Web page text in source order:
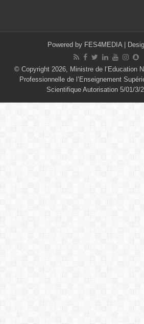
Powered by FES4MEDIA|
© Copyright 2026, Ministre de l’Education
Professionnelle de l’Enseignement
Scientifique Autorisation 5/01/3/